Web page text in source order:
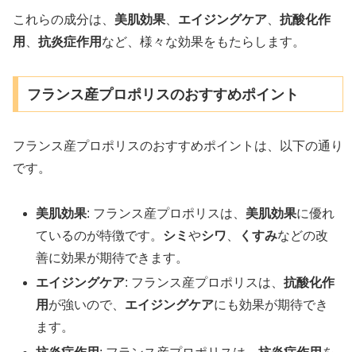
これらの成分は、 美肌効果 エイジングケア
抗酸化作
用
抗炎症作用 など、様々な効果をもたらします。
フランス産プロポリスのおすすめポイント
フランス産プロポリスのおすすめポイントは、以下の通り
です。
美肌効果: フランス産プロポリスは、 美肌効果に優れ
ているのが特徴です。 シミやシワ くすみなどの改
善に効果が期待できます。
エイジングケア: フランス産プロポリスは、抗酸化作
用 が強いので、 エイジングケアにも効果が期待でき
ます。